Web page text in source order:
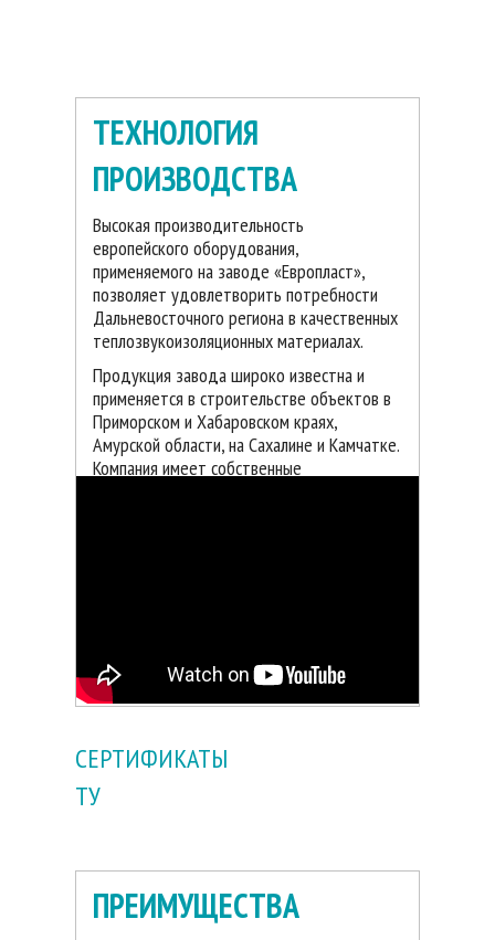
затекание воды внутрь окна
.Наличник, помимо декоративных
функций выделения окон, закрывает
проемы между стеной и окном/
дверным проемом и защищает
помещение от попадания влаги.
ТЕХНОЛОГИЯ
ПРОИЗВОДСТВА
Высокая производительность
европейского оборудования,
применяемого на заводе «Европласт»,
позволяет удовлетворить потребности
Дальневосточного региона в качественных
теплозвукоизоляционных материалах.
Продукция завода широко известна и
применяется в строительстве объектов в
Приморском и Хабаровском краях,
Амурской области, на Сахалине и Камчатке.
Компания имеет собственные
СЕРТИФИКАТЫ
ТУ
ПРЕИМУЩЕСТВА